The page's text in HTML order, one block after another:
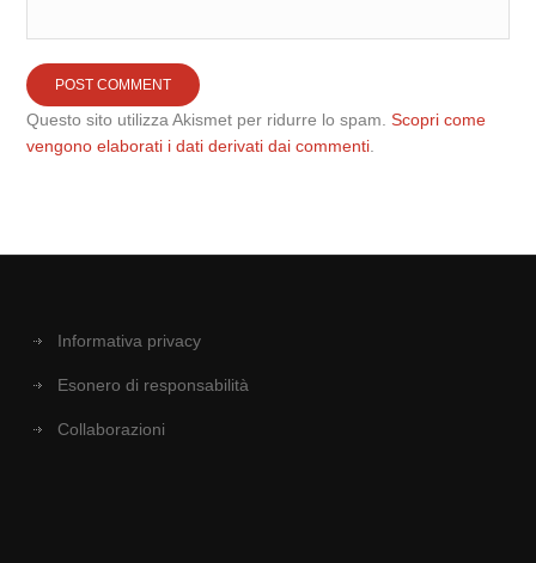
Questo sito utilizza Akismet per ridurre lo spam.Scopri come
vengono elaborati i dati derivati dai commenti
Informativa privacy
Esonero di responsabilità
Collaborazioni